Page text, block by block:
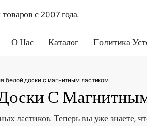
с 2007 года.
О Нас Каталог Политика
белой доски с магнитным ластиком
С
ластиков. Теперь вы уже знаете,